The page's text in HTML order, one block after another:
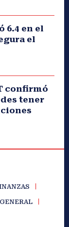
6.4 en el
el
confirmó
tener
GENERAL